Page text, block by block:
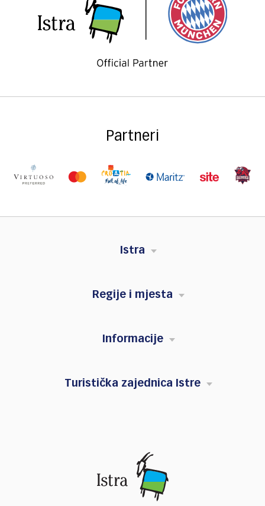
Partneri
Istra
Regije i mjesta
Informacije
Turistička zajednica Istre